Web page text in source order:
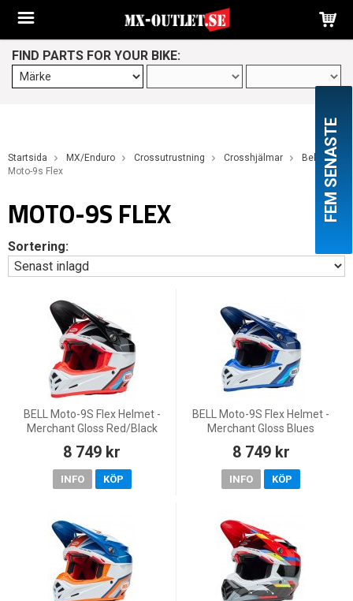
FIND PARTS FOR YOUR BIKE:
Startsida MX/Enduro Crossutrustning Crosshjälmar
Bell
Moto-9s Flex
MOTO-9S FLEX
Sortering:
BELL Moto-9S Flex Helmet -
Merchant Gloss Red/Black
8 749 kr
INFO KÖP
BELL Moto-9S Flex Helmet -
Merchant Gloss Blues
8 749 kr
INFO KÖP
FEM SENASTE